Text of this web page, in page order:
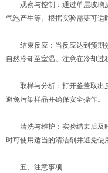
观察与控制：通过单层玻璃反
气泡产生等。根据实验需要可适
结束反应：当反应达到预期
自然冷却至室温。注意在冷却过
取样与分析：打开釜盖取出
避免污染样品并确保安全操作。
清洗与维护：实验结束后及
时可使用适当的清洁剂并避免使
五、注意事项